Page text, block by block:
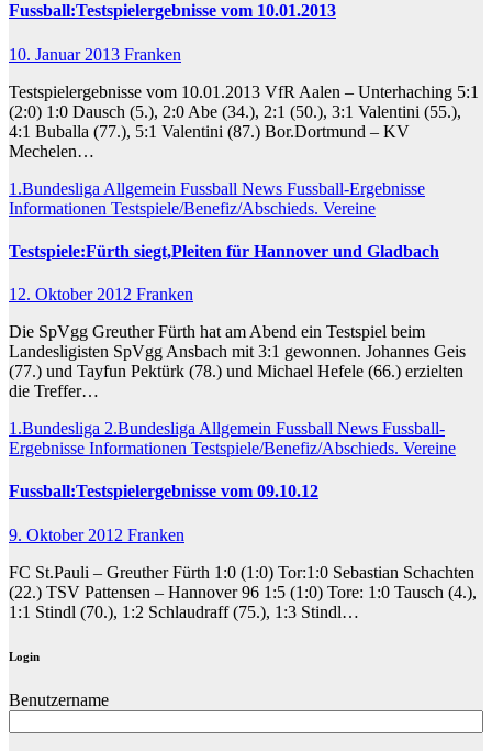
Fussball:Testspielergebnisse vom 10.01.2013
10. Januar 2013 Franken
Testspielergebnisse vom 10.01.2013 VfR Aalen – Unterhaching 5:1
(2:0) 1:0 Dausch (5.), 2:0 Abe (34.), 2:1 (50.), 3:1 Valentini (55.),
4:1 Buballa (77.), 5:1 Valentini (87.) Bor.Dortmund – KV
Mechelen…
1.Bundesliga Allgemein Fussball News Fussball-Ergebnisse
Informationen Testspiele/Benefiz/Abschieds. Vereine
Testspiele:Fürth siegt,Pleiten für Hannover und Gladbach
12. Oktober 2012 Franken
Die SpVgg Greuther Fürth hat am Abend ein Testspiel beim
Landesligisten SpVgg Ansbach mit 3:1 gewonnen. Johannes Geis
(77.) und Tayfun Pektürk (78.) und Michael Hefele (66.) erzielten
die Treffer…
1.Bundesliga 2.Bundesliga Allgemein Fussball News Fussball-
Ergebnisse Informationen Testspiele/Benefiz/Abschieds. Vereine
Fussball:Testspielergebnisse vom 09.10.12
9. Oktober 2012 Franken
FC St.Pauli – Greuther Fürth 1:0 (1:0) Tor:1:0 Sebastian Schachten
(22.) TSV Pattensen – Hannover 96 1:5 (1:0) Tore: 1:0 Tausch (4.),
1:1 Stindl (70.), 1:2 Schlaudraff (75.), 1:3 Stindl…
Login
Benutzername